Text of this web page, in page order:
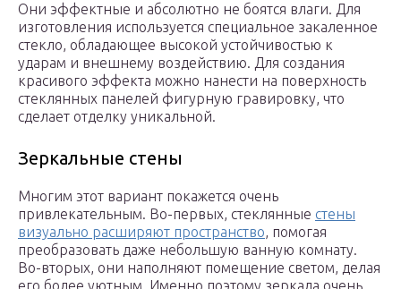
Они эффектные и абсолютно не боятся влаги. Для
изготовления используется специальное закаленное
стекло, обладающее высокой устойчивостью к
ударам и внешнему воздействию. Для создания
красивого эффекта можно нанести на поверхность
стеклянных панелей фигурную гравировку, что
сделает отделку уникальной.
Зеркальные стены
Многим этот вариант покажется очень
привлекательным. Во-первых, стеклянные стены
визуально расширяют пространство, помогая
преобразовать даже небольшую ванную комнату.
Во-вторых, они наполняют помещение светом, делая
его более уютным. Именно поэтому зеркала очень